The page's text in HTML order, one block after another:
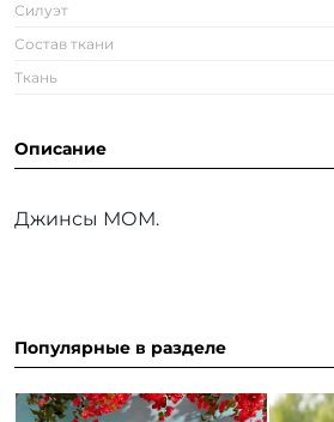
Силуэт
Состав ткани
Ткань
Описание
Джинсы МОМ.
Популярные в разделе